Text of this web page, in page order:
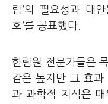
립’의 필요성과 대
호’를 공표했다.
한림원 전문가들은
감은 높지만 그 효과
과 과학적 지식은